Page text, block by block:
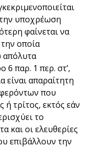
υποχρέωση
φαίνεται να
οποία
απόλυτα
6 παρ. 1 περ. στ’,
είναι απαραίτητη
που
ή τρίτος, εκτός εάν
το
και οι ελευθερίες
επιβάλλουν την